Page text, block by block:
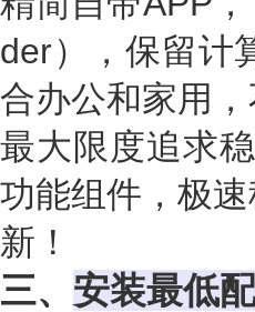
der），保留计
合办公和家用
最大限度追求
功能组件，极
新！
三、 安装最低